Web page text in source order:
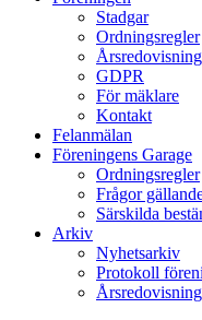
Stadgar
Ordningsregler
GDPR
För mäklare
Kontakt
Felanmälan
Föreningens Garage
Ordningsregler
Frågor
Särskilda
Arkiv
Nyhetsarkiv
Protokoll